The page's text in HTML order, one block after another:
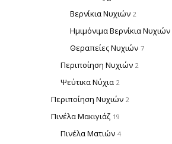
Βερνίκια Νυχιών 2
Ημιμόνιμα Βερνίκια Νυχιών
Θεραπείες Νυχιών 7
Περιποίηση Νυχιών 2
Ψεύτικα Νύχια 2
Περιποίηση Νυχιών 2
Πινέλα Μακιγιάζ 19
Πινέλα Ματιών 4